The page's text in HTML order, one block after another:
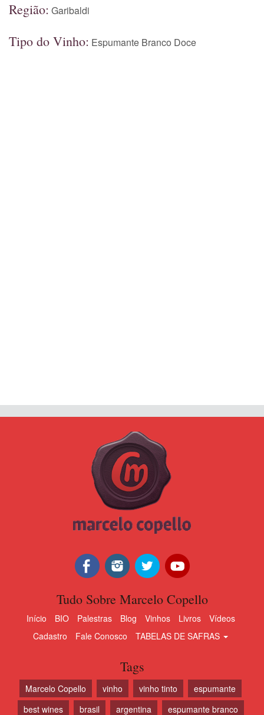
Região: Garibaldi
Tipo do Vinho: Espumante Branco Doce
Tudo Sobre Marcelo Copello
Início BIO Palestras Blog Vinhos Livros
Vídeos
Cadastro
Fale Conosco TABELAS DE SAFRAS
Tags
Marcelo Copello vinho vinho tinto
espumante
best wines
brasil argentina espumante branco